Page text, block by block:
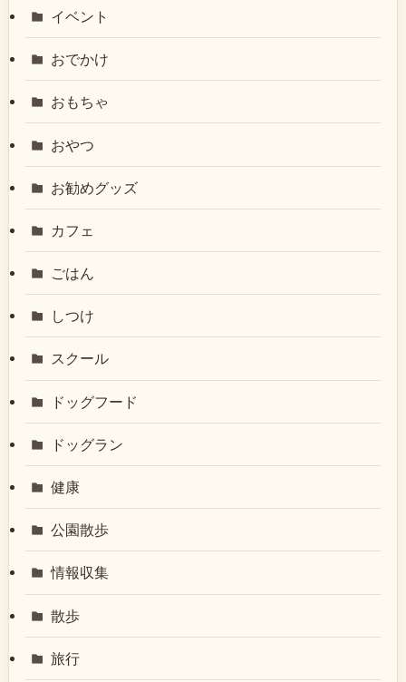
イベント
おでかけ
おもちゃ
おやつ
お勧めグッズ
カフェ
ごはん
しつけ
スクール
ドッグフード
ドッグラン
健康
公園散歩
情報収集
散歩
旅行